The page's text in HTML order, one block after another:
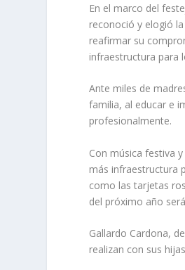
En el marco del
reconoció y elogió
reafirmar su
infraestructura para
Ante miles de
familia, al educar e
profesionalmente.
Con música festiva
más infraestructura
como las tarjetas
del próximo año
Gallardo Cardona,
realizan con sus